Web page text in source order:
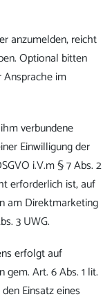
anzumelden, reicht
Optional bitten
Ansprache im
verbundene
Einwilligung der
i.V.m § 7 Abs. 2
erforderlich ist, auf
am Direktmarketing
3 UWG.
erfolgt auf
Art. 6 Abs. 1 lit.
Einsatz eines